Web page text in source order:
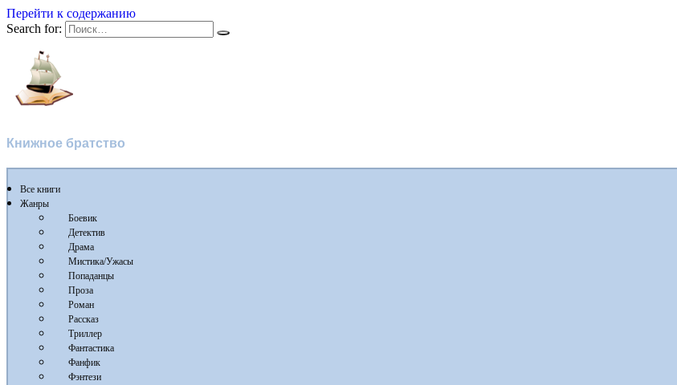
Перейти к содержанию
Search for:
Книжное братство
Все книги
Жанры
Боевик
Детектив
Драма
Мистика/Ужасы
Попаданцы
Проза
Роман
Рассказ
Триллер
Фантастика
Фанфик
Фэнтези